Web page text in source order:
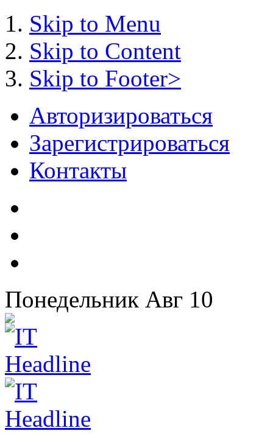
Skip to Menu
Skip to Content
Skip to Footer>
Авторизироваться
Зарегистрироваться
Контакты
Понедельник Авг 10